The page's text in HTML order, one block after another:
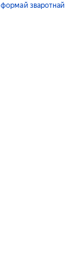
формай зваротнай